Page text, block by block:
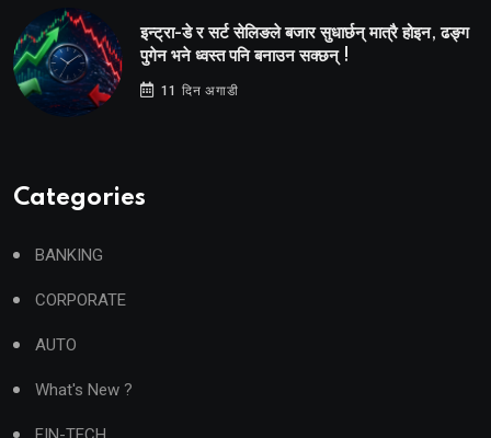
इन्ट्रा-डे र सर्ट सेलिङले बजार सुधार्छन् मात्रै होइन, ढङ्ग
पुगेन भने ध्वस्त पनि बनाउन सक्छन् !
11 दिन अगाडी
Categories
BANKING
CORPORATE
AUTO
What's New ?